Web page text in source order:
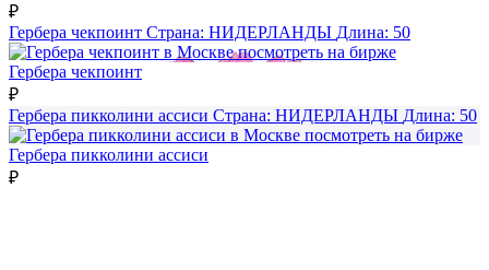
₽
Гербера чекпоинт Страна: НИДЕРЛАНДЫ Длина: 50
посмотреть на бирже
Гербера чекпоинт
₽
Гербера пикколини ассиси Страна: НИДЕРЛАНДЫ Длина: 50
посмотреть на бирже
Гербера пикколини ассиси
₽